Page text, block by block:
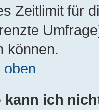
Zeitlimit für
können.
oben
kann ich